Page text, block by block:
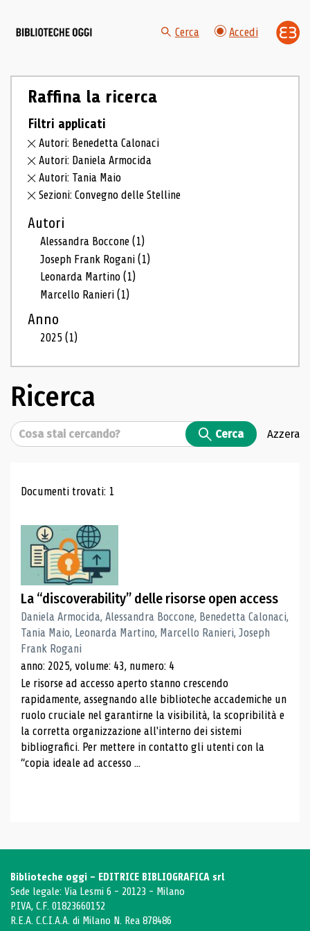
Cerca Accedi
Raffina la ricerca
Filtri applicati
Autori: Benedetta Calonaci
Autori: Daniela Armocida
Autori: Tania Maio
Sezioni: Convegno delle Stelline
Autori
Alessandra Boccone(1)
Joseph Frank Rogani(1)
Leonarda Martino(1)
Marcello Ranieri(1)
Anno
2025(1)
Ricerca
Cerca Cerca Azzera
Risultati di ricerca
Documenti trovati: 1
La “discoverability” delle risorse open access
Daniela Armocida, Alessandra Boccone, Benedetta Calonaci,
Tania Maio, Leonarda Martino, Marcello Ranieri, Joseph
Frank Rogani
anno: 2025, volume: 43, numero: 4
Le risorse ad accesso aperto stanno crescendo
rapidamente, assegnando alle biblioteche accademiche un
ruolo cruciale nel garantirne la visibilità, la scopribilità e
la corretta organizzazione all'interno dei sistemi
bibliografici. Per mettere in contatto gli utenti con la
“copia ideale ad accesso ...
Biblioteche oggi - EDITRICE BIBLIOGRAFICA srl
Sede legale: Via Lesmi 6 - 20123 - Milano
P.IVA, C.F. 01823660152
R.E.A. C.C.I.A.A. di Milano N. Rea 878486